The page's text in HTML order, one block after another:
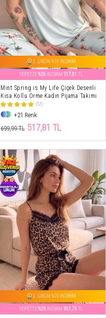
2. ÜRÜN %10 İNDİRİM
SEPETTE%26 İNDİRİM 517,81 TL
Mint Spring is My Life Çiçek Desenli
Kısa Kollu Örme Kadın Pijama Takımı
(53)
+21 Renk
699,99 TL 517,81 TL
2. ÜRÜN %10 İNDİRİM
SEPETTE%29 İNDİRİM 391,79 TL